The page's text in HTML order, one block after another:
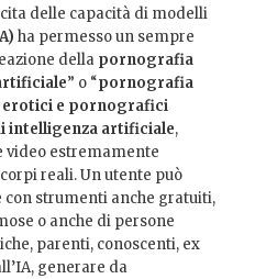
delle capacità di modelli
ha permesso un sempre
della pornografia
” o “pornografia
erotici e pornografici
intelligenza artificiale,
video estremamente
reali. Un utente può
strumenti anche gratuiti,
o anche di persone
parenti, conoscenti, ex
generare da